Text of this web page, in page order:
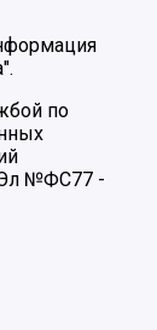
по
Эл №ФС77 -